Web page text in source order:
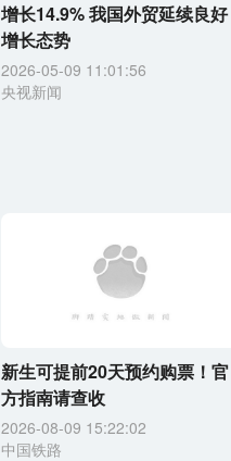
增长14.9% 我国外贸延续良好
增长态势
2026-05-09 11:01:56
央视新闻
新生可提前20天预约购票！官
方指南请查收
2026-08-09 15:22:02
中国铁路